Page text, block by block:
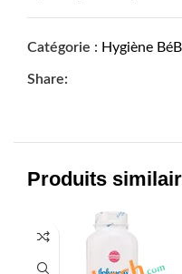
Catégorie : Hygiène
Share:
Produits